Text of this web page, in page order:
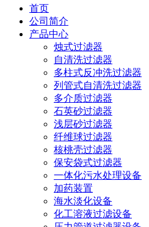
首页
公司简介
产品中心
烛式过滤器
自清洗过滤器
多柱式反冲洗过滤器
列管式自清洗过滤器
多介质过滤器
石英砂过滤器
浅层砂过滤器
纤维球过滤器
核桃壳过滤器
保安袋式过滤器
一体化污水处理设备
加药装置
海水淡化设备
化工溶液过滤设备